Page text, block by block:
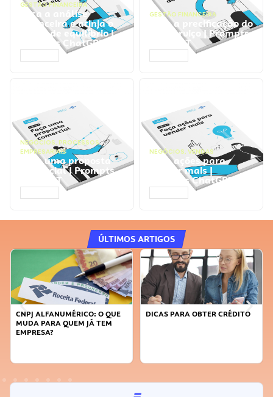
GESTÃO FINANCEIRA
Faça a análise
financeira e atinja o
ponto de equilíbrio |
Prompts ChatGPT
GESTÃO FINANCEIRA
Faça a precificação do
seu serviço | Prompts
ChatGPT
NEGÓCIOS, PROCESSOS
EMPRESARIAIS
Faça uma proposta
comercial | Prompts
ChatGPT
NEGÓCIOS, VENDAS
Faça ações para
vender mais |
Prompts ChatGPT
ÚLTIMOS ARTIGOS
DICAS PARA OBTER CRÉDITO
FAÇA A DIFERENÇA: SEJA